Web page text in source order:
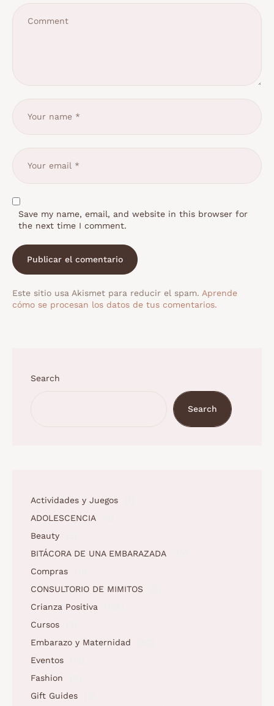
Save my name, email, and website in this browser for
the next time I comment.
Este sitio usa Akismet para reducir el spam. Aprende
cómo se procesan los datos de tus comentarios.
Search
Search
Actividades y Juegos
ADOLESCENCIA
Beauty
BITÁCORA DE UNA EMBARAZADA
Compras
CONSULTORIO DE MIMITOS
Crianza Positiva
Cursos
Embarazo y Maternidad
Eventos
Fashion
Gift Guides